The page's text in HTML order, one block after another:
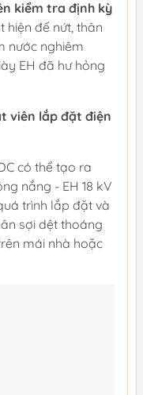
kiểm tra định kỳ
hiện đế nứt, thân
nước nghiêm
EH đã hư hỏng
viên lắp đặt điện
có thể tạo ra
nắng - EH 18 kV
trình lắp đặt và
sợi dệt thoáng
mái nhà hoặc